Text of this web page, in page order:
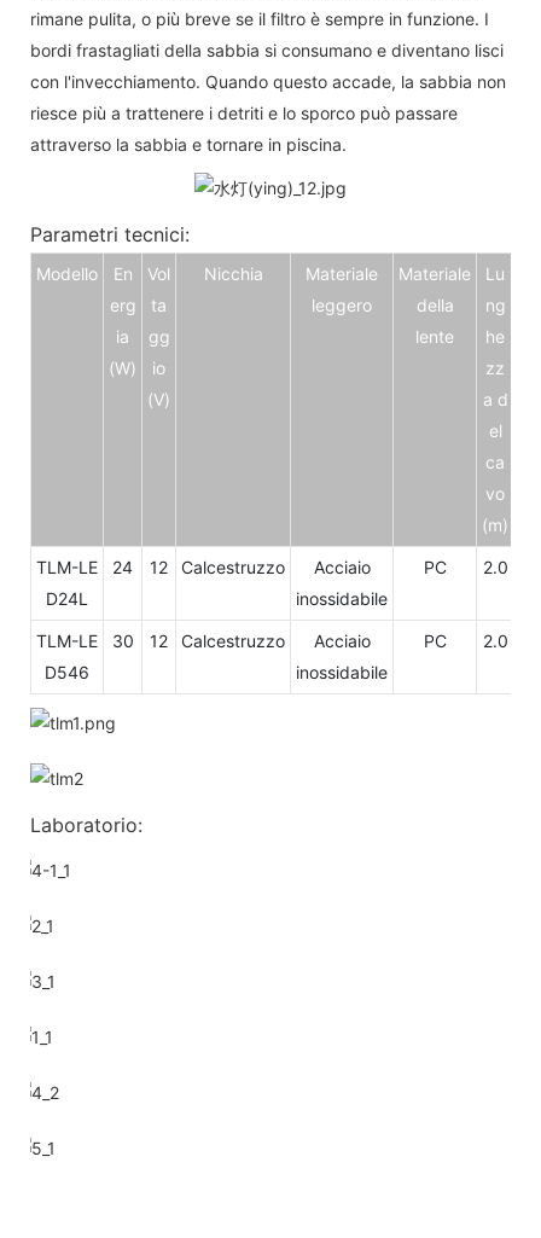
rimane pulita, o più breve se il filtro è sempre in funzione. I
bordi frastagliati della sabbia si consumano e diventano lisci
con l'invecchiamento. Quando questo accade, la sabbia non
riesce più a trattenere i detriti e lo sporco può passare
attraverso la sabbia e tornare in piscina.
Parametri tecnici:
Modello
En
erg
ia
(W)
Vol
ta
gg
io
(V)
Nicchia
Materiale
leggero
Materiale
della
lente
Lu
ng
he
zz
a d
el
ca
vo
(m)
TLM-LE
D24L
24 12 Calcestruzzo
Acciaio
inossidabile
PC 2.0
TLM-LE
D546
30 12 Calcestruzzo
Acciaio
inossidabile
PC 2.0
Laboratorio: